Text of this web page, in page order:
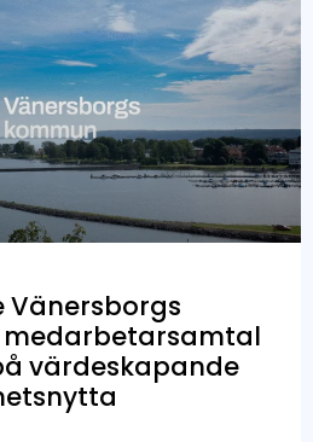
Vänersborgs
medarbetarsamtal
värdeskapande